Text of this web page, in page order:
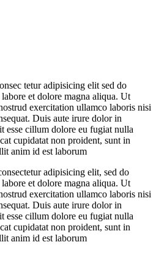
tetur adipisicing elit sed do
et dolore magna aliqua. Ut
exercitation ullamco laboris nisi
Duis aute irure dolor in
esse cillum dolore eu fugiat nulla
cupidatat non proident, sunt in
anim id est laborum
adipisicing elit, sed do
et dolore magna aliqua. Ut
exercitation ullamco laboris nisi
Duis aute irure dolor in
esse cillum dolore eu fugiat nulla
cupidatat non proident, sunt in
anim id est laborum